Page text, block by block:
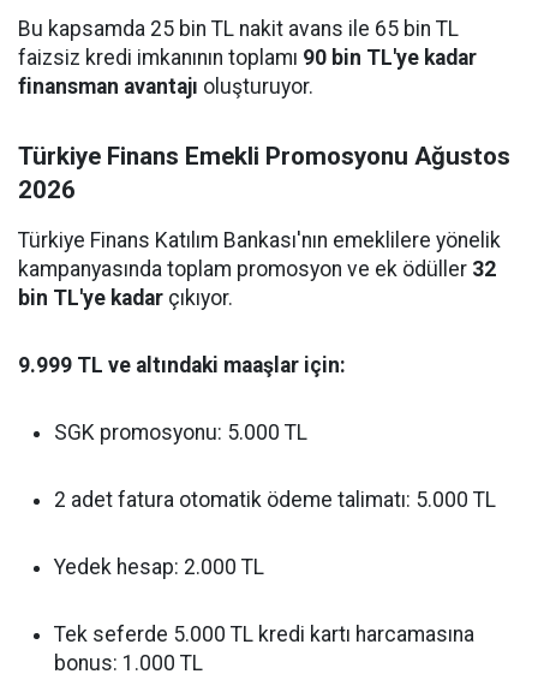
Bu kapsamda 25 bin TL nakit avans ile 65 bin TL
faizsiz kredi imkanının toplamı 90 bin TL'ye kadar
finansman avantajı oluşturuyor.
Türkiye Finans Emekli Promosyonu Ağustos
2026
Türkiye Finans Katılım Bankası'nın emeklilere yönelik
kampanyasında toplam promosyon ve ek ödüller 32
bin TL'ye kadar çıkıyor.
9.999 TL ve altındaki maaşlar için:
SGK promosyonu: 5.000 TL
2 adet fatura otomatik ödeme talimatı: 5.000 TL
Yedek hesap: 2.000 TL
Tek seferde 5.000 TL kredi kartı harcamasına
bonus: 1.000 TL